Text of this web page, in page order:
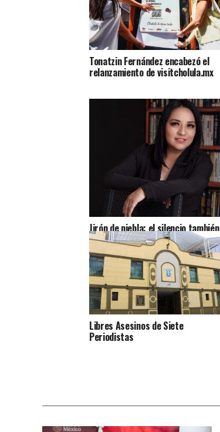
Tonatzin Fernández encabezó el
relanzamiento de visitcholula.mx
Jirón de niebla: el silencio también
cuenta historias
Libres Asesinos de Siete
Periodistas